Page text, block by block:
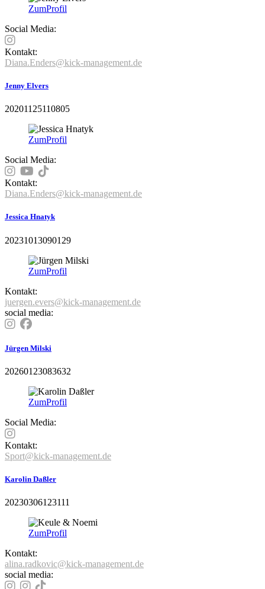
ZumProfil
Social Media:
Kontakt:
Diana.Enders@kick-management.de
Jenny Elvers
20201125110805
ZumProfil
Social Media:
Kontakt:
Diana.Enders@kick-management.de
Jessica Hnatyk
20231013090129
ZumProfil
Kontakt:
juergen.evers@kick-management.de
social media:
Jürgen Milski
20260123083632
ZumProfil
Social Media:
Kontakt:
Sport@kick-management.de
Karolin Daßler
20230306123111
ZumProfil
Kontakt:
alina.radkovic@kick-management.de
social media: